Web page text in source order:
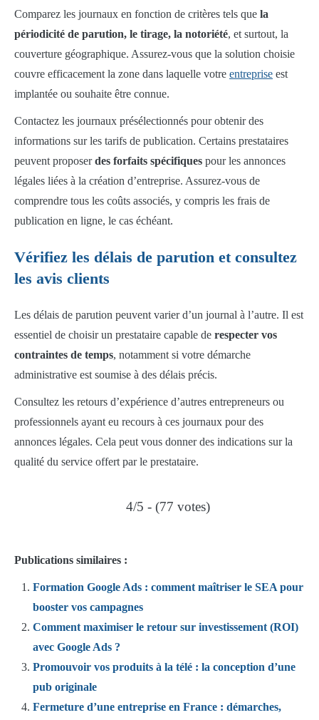
Comparez les journaux en fonction de critères tels que la
périodicité de parution, le tirage, la notoriété, et surtout, la
couverture géographique. Assurez-vous que la solution choisie
couvre efficacement la zone dans laquelle votre entreprise est
implantée ou souhaite être connue.
Contactez les journaux présélectionnés pour obtenir des
informations sur les tarifs de publication. Certains prestataires
peuvent proposerdes forfaits spécifiques pour les annonces
légales liées à la création d’entreprise. Assurez-vous de
comprendre tous les coûts associés, y compris les frais de
publication en ligne, le cas échéant.
Vérifiez les délais de parution et consultez
les avis clients
Les délais de parution peuvent varier d’un journal à l’autre. Il est
essentiel de choisir un prestataire capable de respecter vos
contraintes de temps, notamment si votre démarche
administrative est soumise à des délais précis.
Consultez les retours d’expérience d’autres entrepreneurs ou
professionnels ayant eu recours à ces journaux pour des
annonces légales. Cela peut vous donner des indications sur la
qualité du service offert par le prestataire.
4/5 - (77 votes)
Publications similaires :
Formation Google Ads : comment maîtriser le SEA pour
booster vos campagnes
Comment maximiser le retour sur investissement (ROI)
avec Google Ads ?
Promouvoir vos produits à la télé : la conception d’une
pub originale
Fermeture d’une entreprise en France : démarches,